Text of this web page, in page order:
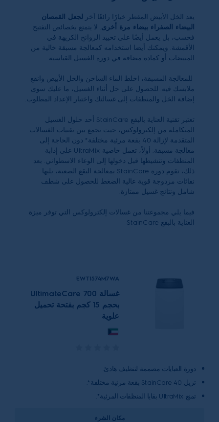
يعد الخل الأبيض المقطر خيارًا رائعًا آخر
لجعل القمصان
البيضاء الصفراء بيضاء مرة أخرى. لا يتمتع بخصائص التفتيح
فحسب، بل يعمل أيضًا على تحييد الروائح الكريهة في
الأقمشة. ويمكنك أيضا استخدامه كمعالجة مسبقة خالية من
المبيضات أو كمادة مضافة في دورة الغسيل القياسية.
للمعالجة المسبقة، اخلط الماء الساخن والخل الأبيض وانقع
ملابسك فيه. للحصول على حل أثناء الغسيل، ما عليك سوى
إضافة الخل والمنظفات إلى غسالتك واختيار الإعداد المطلوب.
تعتبر تقنية العناية بالبقع StainCare أحد حلول الغسيل
المتكاملة من إلكترولوكس، حيث تجمع بين تقنيات الغسالات
المتقدمة لإزالة 40 بقعة مرئية مختلفة* دون الحاجة إلى
معالجة مسبقة. أولاً، تعمل خاصية UltraMix على إذابة
المنظفات وتنشيطها قبل دخولها إلى الوعاء الاسطواني. بعد
ذلك، تقوم دورة StainCare بمعالجة البقع الصعبة، يليها
نفاثات مزدوجة قوية عالية الضغط للحصول على شطف
شامل ونتائج غسيل ممتازة.
فيما يلي مجموعتنا من غسالات إلكترولوكس التي توفر ميزة
العناية بالبقع StainCare:
EWT1574M7WA
غسالة UltimateCare 700
بحجم 15 كجم بفتحة تحميل
علوية
دورة العبايات مصممة لتنظيف هادئ.
تزيل StainCare 40 بقعة مرئية مختلفة*.
تمنع UltraMix بقايا المنظفات المرئية*.
مكان الشرء